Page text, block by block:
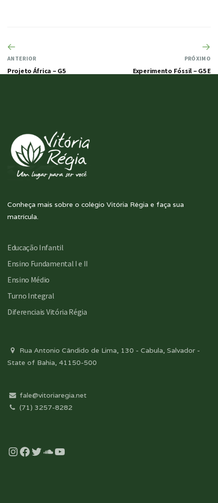
ANTERIOR
Projeto África – G5
PRÓXIMO
Experimento Fóssil – G5 E
Conheça mais sobre o colégio Vitória Régia e faça sua
matrícula.
Educação Infantil
Ensino Fundamental I e II
Ensino Médio
Turno Integral
Diferenciais Vitória Régia
Rua Antonio Cândido de Lima, 130 - Cabula, Salvador -
State of Bahia, 41150-500
fale@vitoriaregia.net
(71) 3257-8282
Instagram
Facebook
Twitter
Soundcloud
YouTube